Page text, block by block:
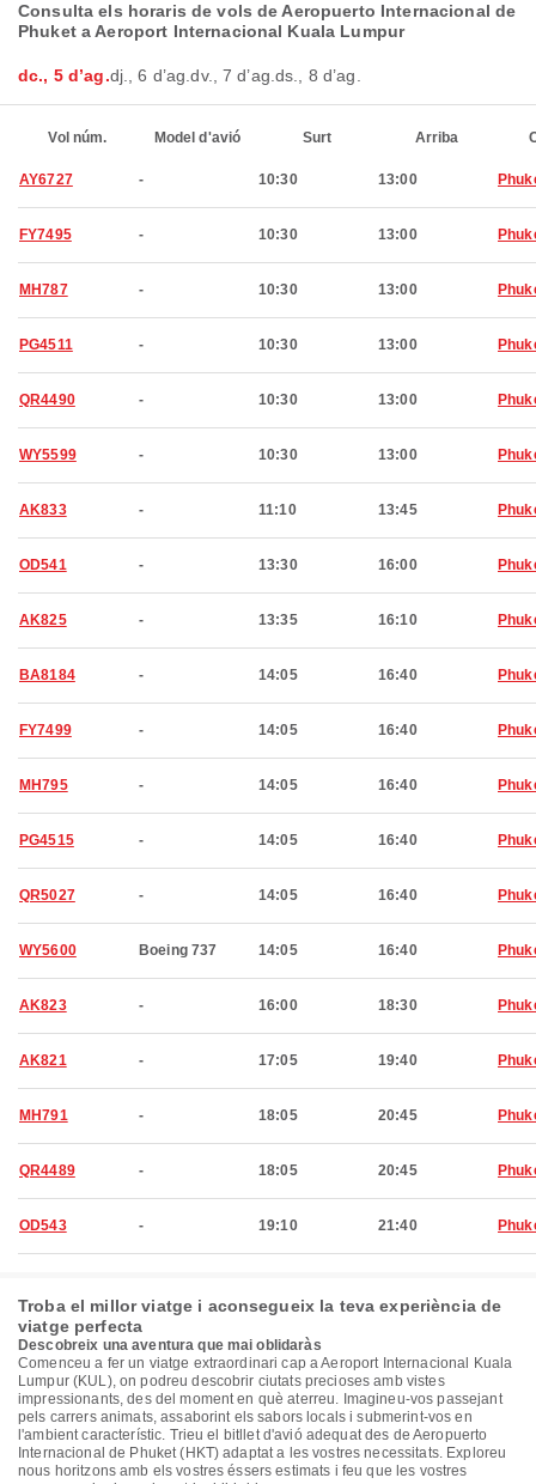
Consulta els horaris de vols de Aeropuerto Internacional de
Phuket a Aeroport Internacional Kuala Lumpur
dc., 5 d’ag.dj., 6 d’ag.dv., 7 d’ag.ds., 8 d’ag.
Vol núm. Model d'avió Surt Arriba
AY6727 - 10:30 13:00
FY7495 - 10:30 13:00
MH787 - 10:30 13:00
PG4511 - 10:30 13:00
QR4490 - 10:30 13:00
WY5599 - 10:30 13:00
AK833 - 11:10 13:45
OD541 - 13:30 16:00
AK825 - 13:35 16:10
BA8184 - 14:05 16:40
FY7499 - 14:05 16:40
MH795 - 14:05 16:40
PG4515 - 14:05 16:40
QR5027 - 14:05 16:40
WY5600 Boeing 737 14:05 16:40
AK823 - 16:00 18:30
AK821 - 17:05 19:40
MH791 - 18:05 20:45
QR4489 - 18:05 20:45
OD543 - 19:10 21:40
Troba el millor viatge i aconsegueix la teva experiència de
viatge perfecta
Descobreix una aventura que mai oblidaràs
Comenceu a fer un viatge extraordinari cap a Aeroport Internacional Kuala
Lumpur (KUL), on podreu descobrir ciutats precioses amb vistes
impressionants, des del moment en què aterreu. Imagineu-vos passejant
pels carrers animats, assaborint els sabors locals i submerint-vos en
l'ambient característic. Trieu el bitllet d'avió adequat des de Aeropuerto
Internacional de Phuket (HKT) adaptat a les vostres necessitats. Exploreu
nous horitzons amb els vostres éssers estimats i feu que les vostres